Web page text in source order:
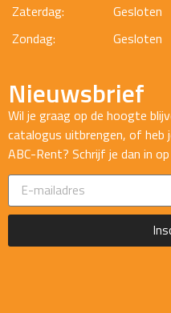
Zaterdag:
Gesloten
Zondag:
Gesloten
Nieuwsbrief
Wil je graag op de hoogte
catalogus uitbrengen, of heb
ABC-Rent? Schrijf je dan in